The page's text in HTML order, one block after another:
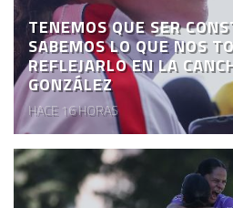
TENEMOS QUE SER
SABEMOS LO QUE NOS
REFLEJARLO EN LA
GONZÁLEZ
HACE 16 HORAS